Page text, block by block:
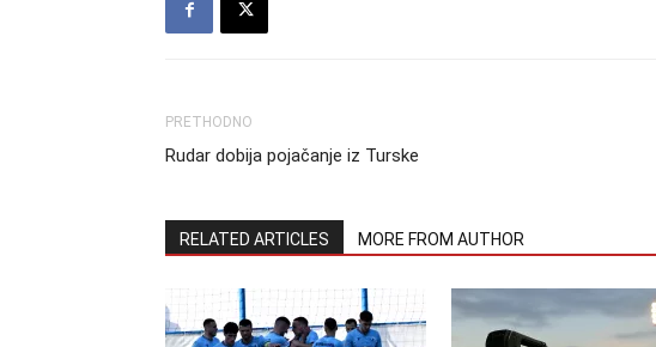
PRETHODNO
Rudar dobija pojačanje iz Turske
RELATED ARTICLES MORE FROM AUTHOR